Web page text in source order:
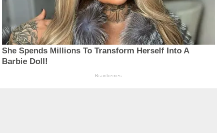
She Spends Millions To Transform Herself Into A
Barbie Doll!
Brainberries